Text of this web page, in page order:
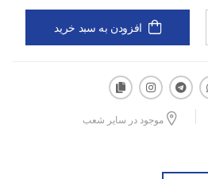
افزودن به سبد خرید
موجود در سایر شعب